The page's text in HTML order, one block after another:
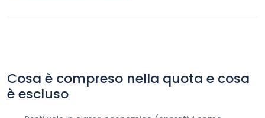
Cosa è compreso nella quota e cosa
è escluso